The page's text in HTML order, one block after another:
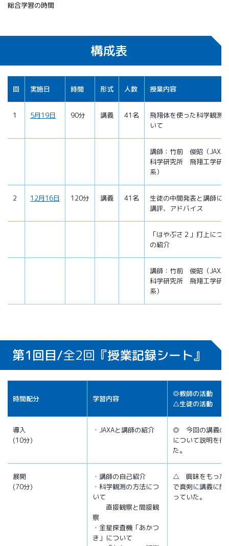
総合学習の時間
構成表
回 実施日 時間 形式 人数 授業内容
1 5月19日 90分 講義 41名
飛翔体を使った科学観測
いて
講師：竹前 俊昭（JAXA
科学研究所 飛翔工学研究
系）
2 12月16日 120分 講義 41名
生徒の中間発表と講師に
講評、アドバイス
「はやぶさ２」打上につ
の紹介
講師：竹前 俊昭（JAXA
科学研究所 飛翔工学研究
系）
第1回目/全2回 『授業記録シート』
時間配分 学習内容
◎教師の活動
△生徒の活動
導入
(10分)
・JAXAと講師の紹介
◎ 今回の講義の
について説明を行
た。
展開
(70分)
・講師の自己紹介
・科学観測の方法につ
いて
直接観察と間接観
察
・金星探査機「あかつ
き」について
△ 興味をもった
で真剣に講義に聞
っていた。